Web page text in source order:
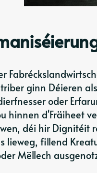
ginn Déieren
oder
hinnen d'Fräiheet
déi hir Dignitéit
lieweg, fillend
Mëllech